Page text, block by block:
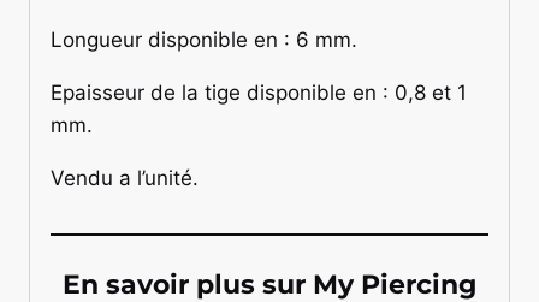
Longueur disponible en : 6 mm.
Epaisseur de la tige disponible en : 0,8 et 1
mm.
Vendu a l’unité.
En savoir plus sur My Piercing